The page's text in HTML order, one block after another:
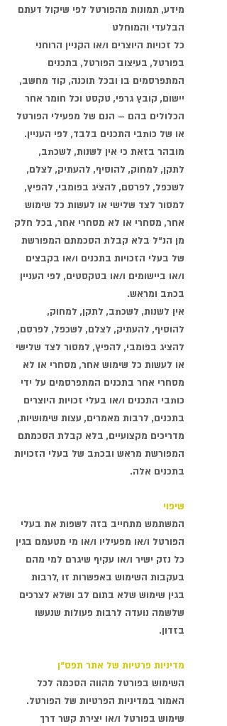
מידע, תמונות מהפורטל לפי שיקול דעתם
הבלעדי והמוחלט
כל זכויות היוצרים ו/או הקניין הרוחני
בפורטל, בעיצוב הפורטל, בתכנים
המתפרסמים בו ובכל תוכנה, קוד מחשב,
יישום, קובץ גרפי, טקסט וכל חומר אחר
הכלולים בהם – הנם של מפעילי הפורטל
או של כותבי התכנים בלבד, לפי העניין.
מובהר בזאת כי אין לשנות, לשכתב,
לתקן, למחוק, להוסיף, להעתיק, לצלם,
לשכפל, לפרסם, להציג בפומבי, להפיץ,
למסור לצד שלישי או לעשות כל שימוש
אחר, מסחרי או לא מסחרי אחר, בכל חלק
מן הנ"ל בלא קבלת הסכמתם המפורשת
של בעלי הזכויות בתכנים ו/או בקבצים
ו/או ביישומים ו/או בטקסטים, לפי העניין
בכתב ומראש.
אין לשנות, לשכתב, לתקן, למחוק,
להוסיף, להעתיק, לצלם, לשכפל, לפרסם,
להציג בפומבי, להפיץ, למסור לצד שלישי
או לעשות כל שימוש אחר, מסחרי או לא
מסחרי אחר בתכנים המתפרסמים על ידי
כותבי התכנים ו/או בעלי זכויות היוצרים
בתכנים, לרבות מאמרים, עצות שימושיות,
מדריכים מקצועיים, בלא קבלת הסכמתם
המפורשת מראש ובכתב של בעלי הזכויות
בתכנים אלה.
שיפוי
המשתמש מתחייב בזה לשפות את בעלי
הפורטל ו/או מפעיליו ו/או מי מטעמם בגין
כל נזק ישיר ו/או עקיף שיגרם למי מהם
בעקבות השימוש באפשרות זו ,לרבות
בגין שימוש שלא בתום לב ושלא לצרכים
שלשמה נועדה לרבות פעולות שנעשו
בזדון.
מדיניות פרטיות של אתר תפס"ן
השימוש בפורטל מהווה הסכמה לכל
האמור במדיניות הפרטיות של הפורטל.
שימוש בפורטל ו/או יצירת קשר דרך